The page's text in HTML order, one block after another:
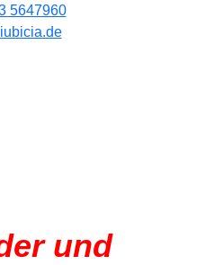
5647960
und